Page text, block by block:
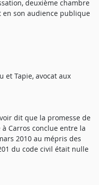
deuxième chambre
son audience publique
et Tapie, avocat aux
dit que la promesse de
Carros conclue entre la
2010 au mépris des
du code civil était nulle